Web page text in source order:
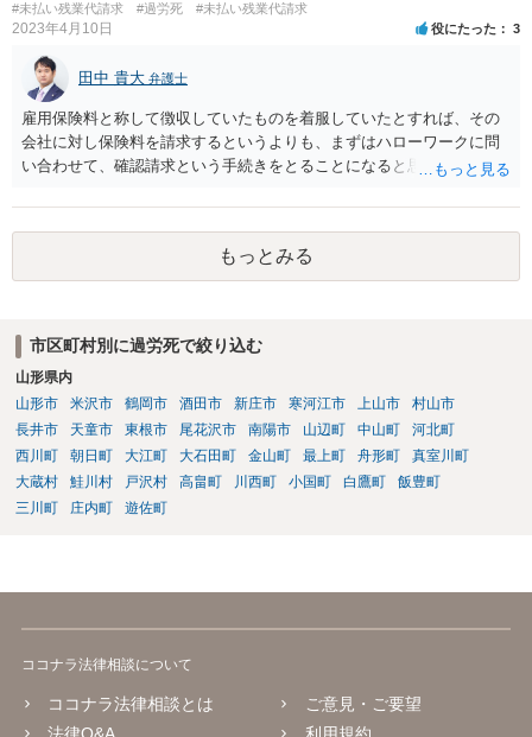
#未払い残業代請求 #過労死 #未払い残業代請求
2023年4月10日 役にたった 3
田中 貴大 弁護士
雇用保険料と称して徴収していたものを着服していたとすれば、その
会社に対し保険料を請求するというよりも、まずはハローワークに問
い合わせて、確認請求という手続きをとることになると思います。 残
すね。タイムカードの写しがあると進めやすいと思います。 最終出社
とのことで、お時間も限られているかとは思いますが、なるべく手元
にあったほうが弁護士にも相談や依頼をしやすいと思います。
もっとみる
市区町村別に過労死で絞り込む
山形県内
山形市
米沢市 鶴岡市 酒田市 新庄市 寒河江市 上山市
村山市
長井市
天童市 東根市 尾花沢市 南陽市 山辺町 中山町
河北町
西川町
朝日町 大江町 大石田町 金山町 最上町 舟形町
真室川町
大蔵村
鮭川村 戸沢村 高畠町 川西町 小国町 白鷹町
飯豊町
三川町
庄内町 遊佐町
ココナラ法律相談について
ココナラ法律相談とは
ご意見・ご要望